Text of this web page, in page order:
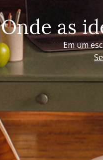
Onde as
Em um